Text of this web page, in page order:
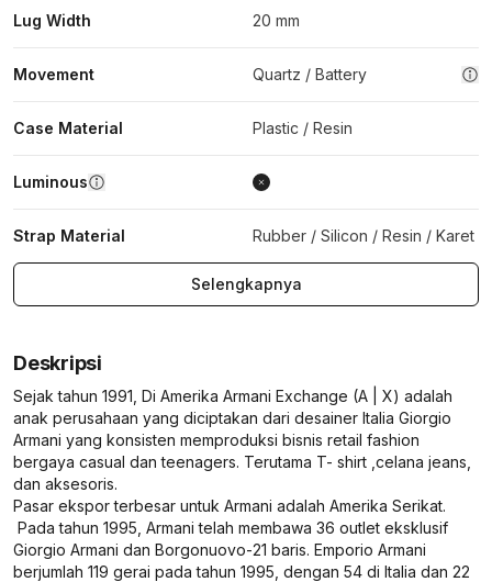
Lug Width 20 mm
Movement Quartz / Battery
Case Material Plastic / Resin
Luminous
Strap Material Rubber / Silicon / Resin / Karet
Selengkapnya
Deskripsi
Sejak tahun 1991, Di Amerika Armani Exchange (A | X) adalah
anak perusahaan yang diciptakan dari desainer Italia Giorgio
Armani yang konsisten memproduksi bisnis retail fashion
bergaya casual dan teenagers. Terutama T- shirt ,celana jeans,
dan aksesoris.
Pasar ekspor terbesar untuk Armani adalah Amerika Serikat.
Pada tahun 1995, Armani telah membawa 36 outlet eksklusif
Giorgio Armani dan Borgonuovo-21 baris. Emporio Armani
berjumlah 119 gerai pada tahun 1995, dengan 54 di Italia dan 22